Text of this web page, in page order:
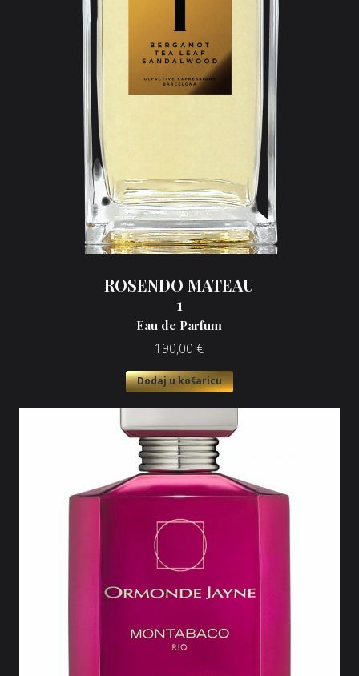
ROSENDO MATEAU
1
Eau de Parfum
190,00 €
Dodaj u košaricu